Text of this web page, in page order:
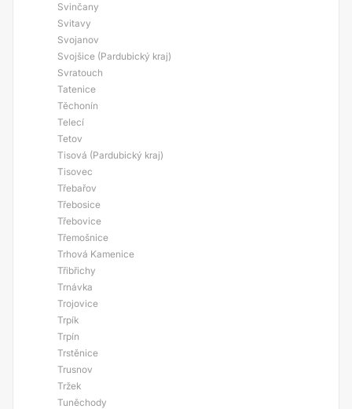
Svinčany
Svitavy
Svojanov
Svojšice (Pardubický kraj)
Svratouch
Tatenice
Těchonín
Telecí
Tetov
Tisová (Pardubický kraj)
Tisovec
Třebařov
Třebosice
Třebovice
Třemošnice
Trhová Kamenice
Třibřichy
Trnávka
Trojovice
Trpík
Trpín
Trstěnice
Trusnov
Tržek
Tuněchody